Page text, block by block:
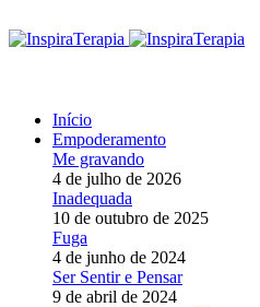
Início
Empoderamento
Me gravando
4 de julho de 2026
Inadequada
10 de outubro de 2025
Fuga
4 de junho de 2024
Ser Sentir e Pensar
9 de abril de 2024